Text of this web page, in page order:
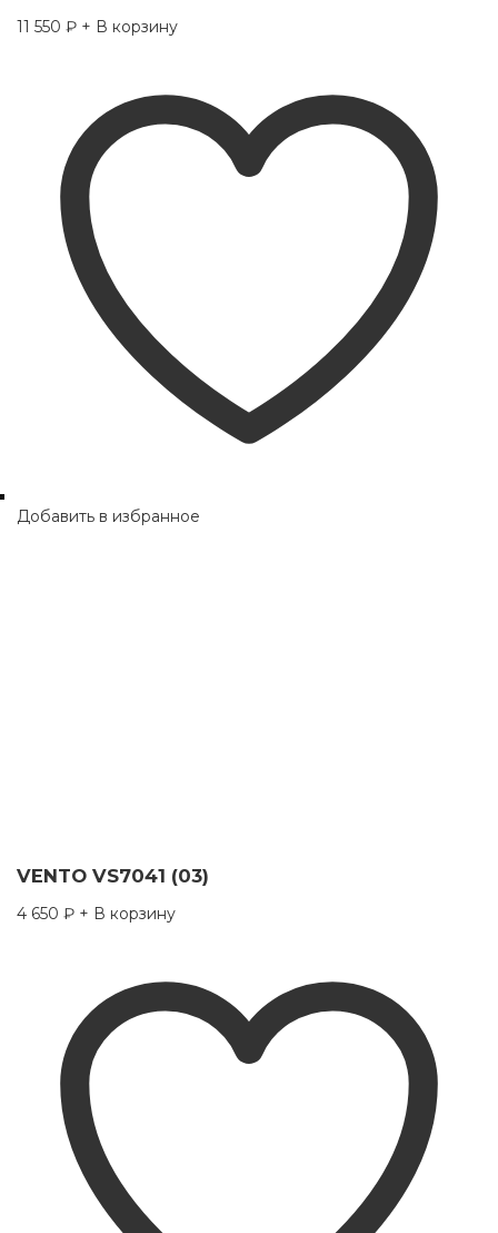
11 550 ₽ + В корзину
Добавить в избранное
VENTO VS7041 (03)
4 650 ₽ + В корзину